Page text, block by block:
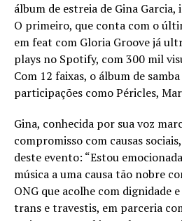
álbum de estreia de Gina
O primeiro, que conta com o
em feat com Gloria Groove já
plays no Spotify, com 300 mil
Com 12 faixas, o álbum de
participações como Péricles,
Gina, conhecida por sua voz
compromisso com causas
deste evento: “Estou
música a uma causa tão nobre
ONG que acolhe com dignidade
trans e travestis, em parceria